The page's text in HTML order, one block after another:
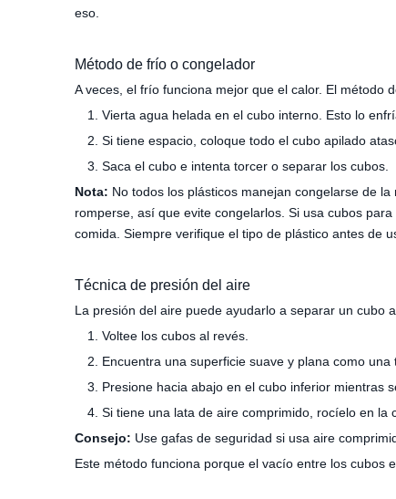
eso.
Método de frío o congelador
A veces, el frío funciona mejor que el calor. El método
Vierta agua helada en el cubo interno. Esto lo
Si tiene espacio, coloque todo el cubo apilado
Saca el cubo e intenta torcer o separar los cubos.
Nota: No todos los plásticos manejan congelarse de
romperse, así que evite congelarlos. Si usa cubos
comida. Siempre verifique el tipo de plástico antes de
Técnica de presión del aire
La presión del aire puede ayudarlo a separar un cubo
Voltee los cubos al revés.
Encuentra una superficie suave y plana como una
Presione hacia abajo en el cubo inferior mientras
Si tiene una lata de aire comprimido, rocíelo en la
Consejo: Use gafas de seguridad si usa aire
Este método funciona porque el vacío entre los cubos